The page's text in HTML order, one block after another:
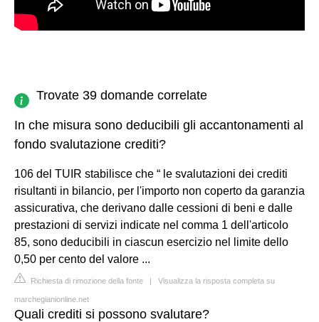
Trovate 39 domande correlate
In che misura sono deducibili gli accantonamenti al
fondo svalutazione crediti?
106 del TUIR stabilisce che “ le svalutazioni dei crediti
risultanti in bilancio, per l'importo non coperto da garanzia
assicurativa, che derivano dalle cessioni di beni e dalle
prestazioni di servizi indicate nel comma 1 dell'articolo
85, sono deducibili in ciascun esercizio nel limite dello
0,50 per cento del valore ...
Richiesta di rimozione della fonte | Visualizza la risposta completa su
marchegianionline.net
Quali crediti si possono svalutare?